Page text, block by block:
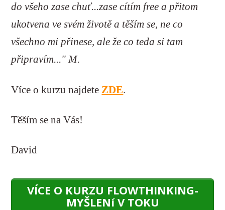
do všeho zase chuť...zase cítím free a přitom
ukotvena ve svém životě a těším se, ne co
všechno mi přinese, ale že co teda si tam
připravím..." M.
Více o kurzu najdete ZDE.
Těším se na Vás!
David
VÍCE O KURZU FLOWTHINKING-
MYŠLENí V TOKU